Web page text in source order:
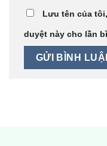
Lưu tên của
duyệt này cho lần